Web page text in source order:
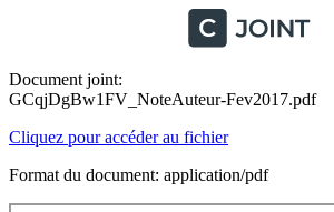
Document joint:
GCqjDgBw1FV_NoteAuteur-Fev2017.pdf
Cliquez pour accéder au fichier
Format du document: application/pdf